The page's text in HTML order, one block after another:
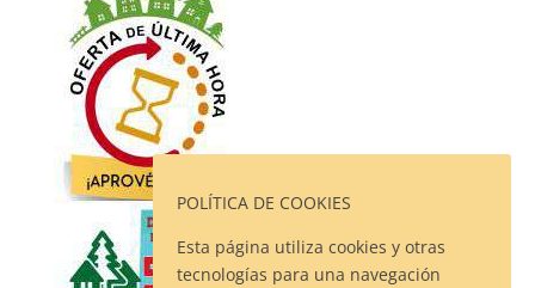
POLÍTICA DE COOKIES
Esta página utiliza cookies y otras
tecnologías para una navegación